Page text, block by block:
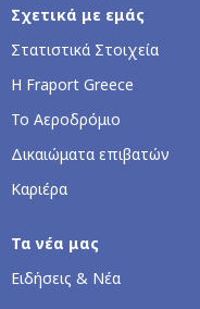
Σχετικά με εμάς
Στατιστικά Στοιχεία
Η Fraport Greece
Το Αεροδρόμιο
Δικαιώματα επιβατών
Καριέρα
Τα νέα μας
Ειδήσεις & Νέα